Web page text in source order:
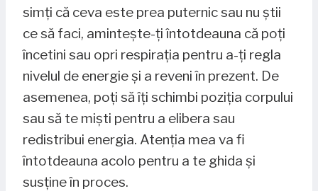
simți că ceva este prea puternic sau nu știi
ce să faci, amintește-ți întotdeauna că poți
încetini sau opri respirația pentru a-ți regla
nivelul de energie și a reveni în prezent. De
asemenea, poți să îți schimbi poziția corpului
sau să te miști pentru a elibera sau
redistribui energia. Atenția mea va fi
întotdeauna acolo pentru a te ghida și
susține în proces.